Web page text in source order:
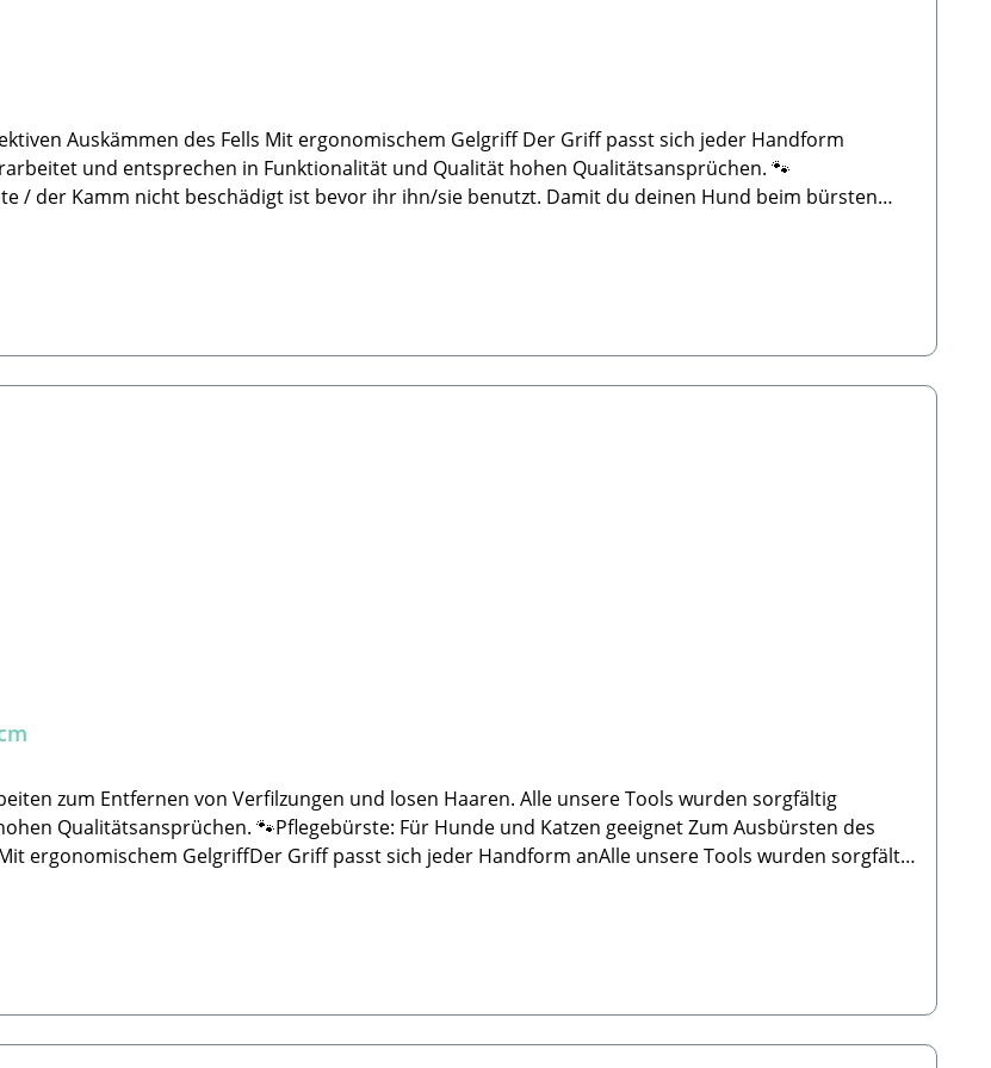
und entsprechen in Funktionalität und Qualität hohen Qualitätsansprüchen. 🐾
/ der Kamm nicht beschädigt ist bevor ihr ihn/sie benutzt. Damit du deinen Hund beim bürsten
und Katzen geeignet Zum Ausbürsten des
ergonomischem GelgriffDer Griff passt sich jeder Handform anAlle unsere Tools wurden sorgfältig